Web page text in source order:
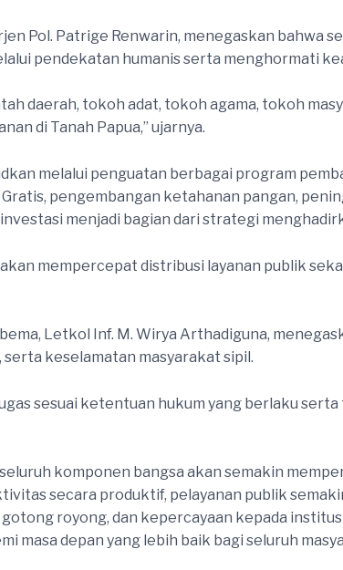
Pol. Patrige Renwarin, menegaskan
pendekatan humanis serta menghormati
daerah, tokoh adat, tokoh agama, tokoh
di Tanah Papua,” ujarnya.
melalui penguatan berbagai program
pengembangan ketahanan pangan,
menjadi bagian dari strategi
mempercepat distribusi layanan publik
Letkol Inf. M. Wirya Arthadiguna,
keselamatan masyarakat sipil.
sesuai ketentuan hukum yang berlaku
komponen bangsa akan semakin
secara produktif, pelayanan publik
royong, dan kepercayaan kepada
masa depan yang lebih baik bagi seluruh